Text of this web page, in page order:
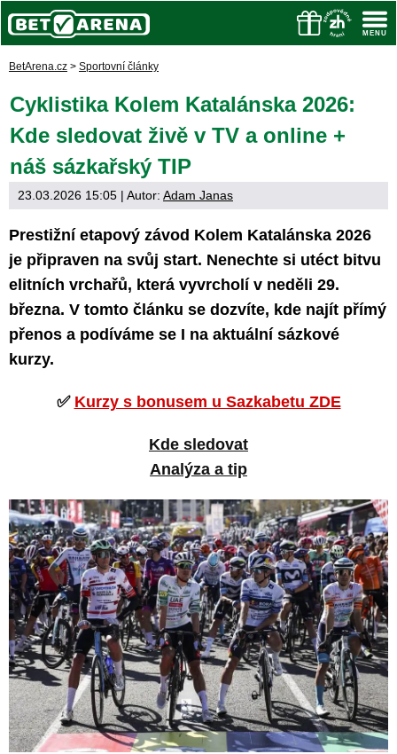
BetArena.cz > Sportovní články
Cyklistika Kolem Katalánska 2026:
Kde sledovat živě v TV a online +
náš sázkařský TIP
23.03.2026 15:05 | Autor: Adam Janas
Prestižní etapový závod Kolem Katalánska 2026
je připraven na svůj start. Nenechte si utéct bitvu
elitních vrchařů, která vyvrcholí v neděli 29.
března. V tomto článku se dozvíte, kde najít přímý
přenos a podíváme se I na aktuální sázkové
kurzy.
✅ Kurzy s bonusem u Sazkabetu ZDE
Kde sledovat
Analýza a tip